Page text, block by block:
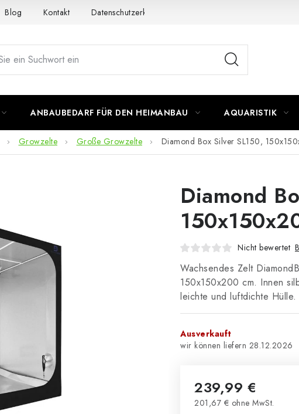
Blog Kontakt Datenschutzerklärung
ANBAUBEDARF FÜR DEN HEIMANBAU AQUARISTIK
Growzelte Große Growzelte Diamond Box Silver SL150,
Diamond
Nicht bewertet
Wachsendes Zelt
150x150x200 cm. Innen
leichte und luftdichte Hülle.
Ausverkauft
28.12.2026
239,99 €
201,67 € ohne MwSt.